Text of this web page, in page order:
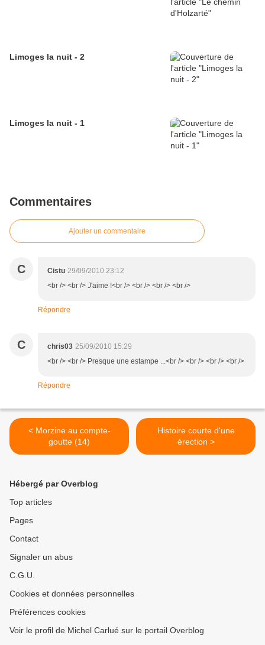
Limoges la nuit - 2
Limoges la nuit - 1
Commentaires
Ajouter un commentaire
C Cistu 29/09/2010 23:12
<br /> <br /> J'aime !<br /> <br /> <br /> <br />
Répondre
C chris03 25/09/2010 15:29
<br /> <br /> Presque une estampe ...<br /> <br /> <br /> <br />
Répondre
< Morzine au compte-
goutte (14)
Histoire courte d'une
érection >
Hébergé par Overblog
Top articles
Pages
Contact
Signaler un abus
C.G.U.
Cookies et données personnelles
Préférences cookies
Voir le profil de Michel Carlué sur le portail Overblog